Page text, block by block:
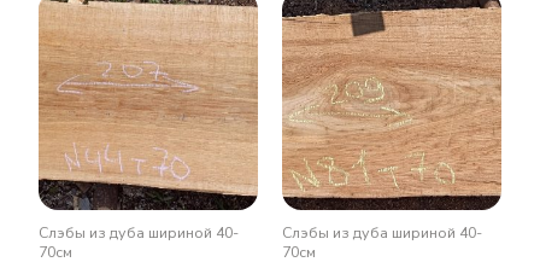
Слэбы из дуба шириной 40-
70см
Слэбы из дуба шириной 40-
70см